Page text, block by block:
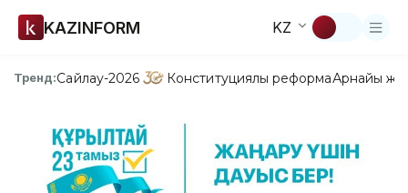
KAZINFORM KZ
Тренд:Сайлау-2026 Конституциялық реформаАрнайы